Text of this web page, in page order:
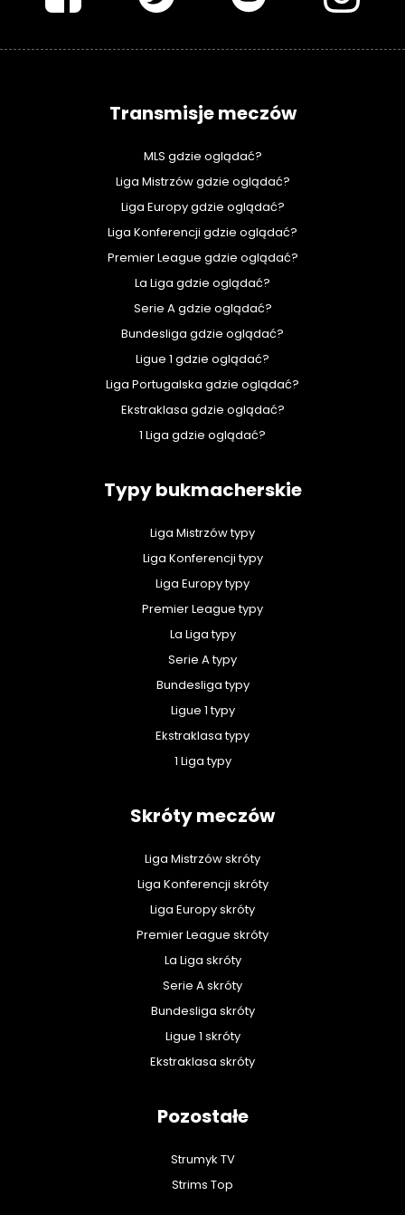
Transmisje meczów
MLS gdzie oglądać?
Liga Mistrzów gdzie oglądać?
Liga Europy gdzie oglądać?
Liga Konferencji gdzie oglądać?
Premier League gdzie oglądać?
La Liga gdzie oglądać?
Serie A gdzie oglądać?
Bundesliga gdzie oglądać?
Ligue 1 gdzie oglądać?
Liga Portugalska gdzie oglądać?
Ekstraklasa gdzie oglądać?
1 Liga gdzie oglądać?
Typy bukmacherskie
Liga Mistrzów typy
Liga Konferencji typy
Liga Europy typy
Premier League typy
La Liga typy
Serie A typy
Bundesliga typy
Ligue 1 typy
Ekstraklasa typy
1 Liga typy
Skróty meczów
Liga Mistrzów skróty
Liga Konferencji skróty
Liga Europy skróty
Premier League skróty
La Liga skróty
Serie A skróty
Bundesliga skróty
Ligue 1 skróty
Ekstraklasa skróty
Pozostałe
Strumyk TV
Strims Top